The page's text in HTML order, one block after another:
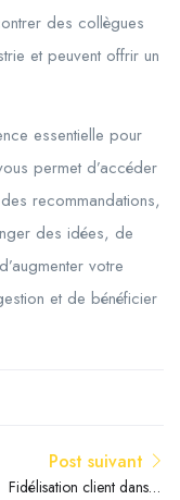
des collègues
et peuvent offrir un
essentielle pour
permet d’accéder
recommandations,
des idées, de
votre
et de bénéficier
Post suivant
Fidélisation client dans la